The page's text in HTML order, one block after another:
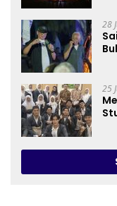
28
25